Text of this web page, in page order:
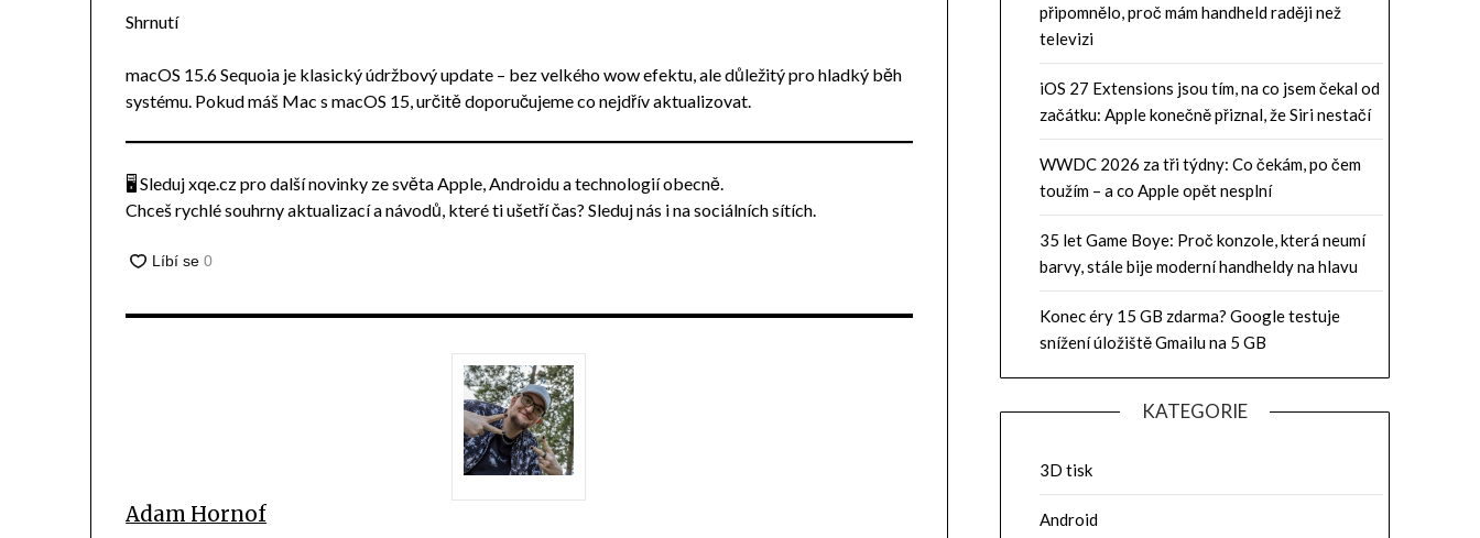
Shrnutí
macOS 15.6 Sequoia je klasický údržbový update – bez velkého wow efektu, ale důležitý pro hladký běh
systému. Pokud máš Mac s macOS 15, určitě doporučujeme co nejdřív aktualizovat.
🖥 Sleduj xqe.cz pro další novinky ze světa Apple, Androidu a technologií obecně.
Chceš rychlé souhrny aktualizací a návodů, které ti ušetří čas? Sleduj nás i na sociálních sítích.
Adam Hornof
připomnělo, proč mám handheld raději než
televizi
iOS 27 Extensions jsou tím, na co jsem čekal od
začátku: Apple konečně přiznal, že Siri nestačí
WWDC 2026 za tři týdny: Co čekám, po čem
toužím – a co Apple opět nesplní
35 let Game Boye: Proč konzole, která neumí
barvy, stále bije moderní handheldy na hlavu
Konec éry 15 GB zdarma? Google testuje
snížení úložiště Gmailu na 5 GB
KATEGORIE
3D tisk
Android